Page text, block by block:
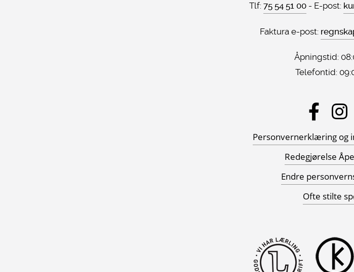
Tlf: 75 54 51 00- E-post:
Faktura e-post:
Åpningstid:
Telefontid:
Personvernerklæring og
Redegjørelse
Endre
Ofte stilte